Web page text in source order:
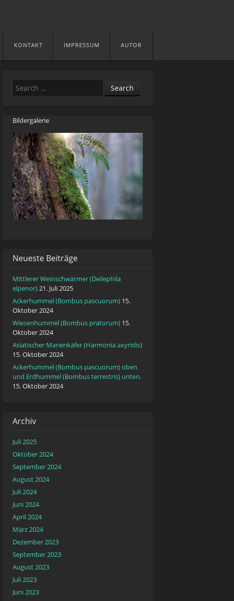
KONTAKT IMPRESSUM AUTOR
Search
Bildergalerie
Neueste Beiträge
Mittlerer Weinschwärmer (Deilephila
elpenor)21. Juli 2025
Ackerhummel (Bombus pascuorum) 15.
Oktober 2024
Wiesenhummel (Bombus pratorum) 15.
Oktober 2024
Asiatischer Marienkäfer (Harmonia axyridis)
15. Oktober 2024
Ackerhummel (Bombus pascuorum) oben
und Erdhummel (Bombus terrestris) unten.
15. Oktober 2024
Archiv
Juli 2025
Oktober 2024
September 2024
August 2024
Juli 2024
Juni 2024
April 2024
März 2024
Dezember 2023
September 2023
August 2023
Juli 2023
Juni 2023